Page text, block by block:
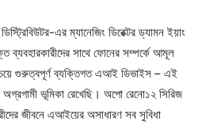
এর ম্যানেজিং ডিরেক্টর ড্যামন ইয়াং
ব্যবহারকারীদের সাথে ফোনের সম্পর্কে আমূল
গুরুত্বপূর্ণ ব্যক্তিগত এআই ডিভাইস – এই
অগ্রগামী ভূমিকা রেখেছি। অপো রেনো১২ সিরিজ
জীবনে এআইয়ের অসাধারণ সব সুবিধা